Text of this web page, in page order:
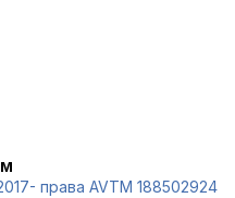
права AVTM 188502924